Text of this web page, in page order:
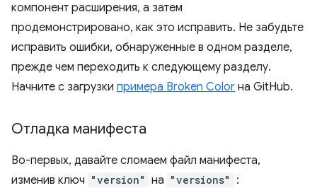
компонент расширения, а затем
продемонстрировано, как это исправить. Не забудьте
исправить ошибки, обнаруженные в одном разделе,
прежде чем переходить к следующему разделу.
Начните с загрузки примера Broken Color на GitHub.
Отладка манифеста
Во-первых, давайте сломаем файл манифеста,
изменив ключ "version" на "versions" :